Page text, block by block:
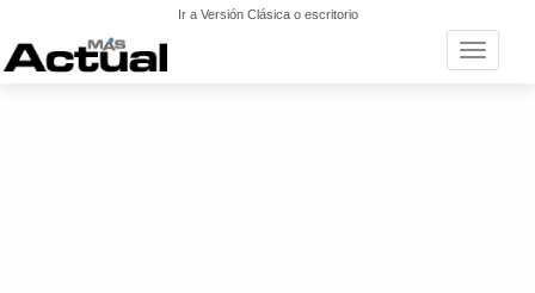
Ir a Versión Clásica o escritorio
Toggle